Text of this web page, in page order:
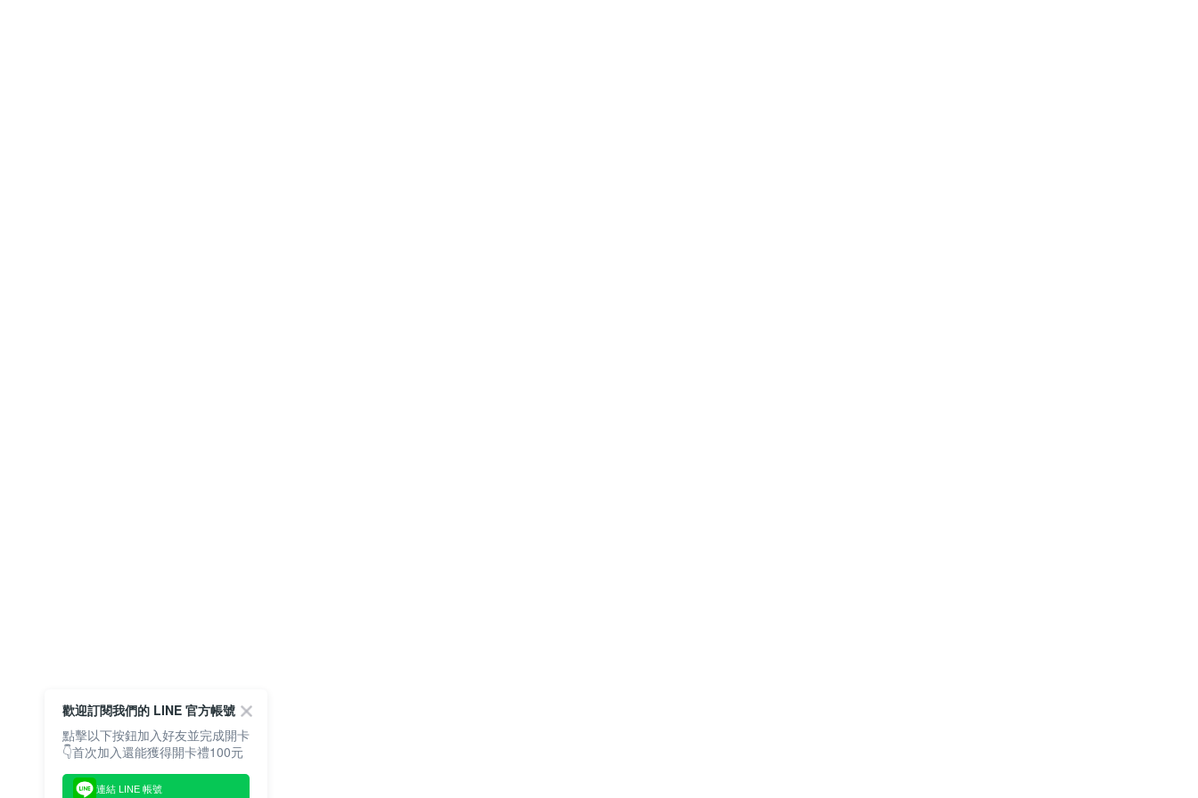
歡迎訂閱我們的 LINE 官方帳號
點擊以下按鈕加入好友並完成開卡
👇首次加入還能獲得開卡禮100元
連結 LINE 帳號